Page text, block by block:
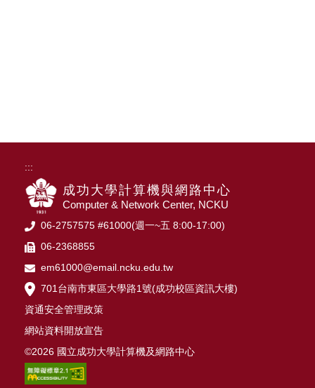
:::
成功大學計算機與網路中心
Computer & Network Center, NCKU
06-2757575 #61000(週一~五 8:00-17:00)
06-2368855
em61000@email.ncku.edu.tw
701台南市東區大學路1號(成功校區資訊大樓)
資通安全管理政策
網站資料開放宣告
©2026 國立成功大學計算機及網路中心